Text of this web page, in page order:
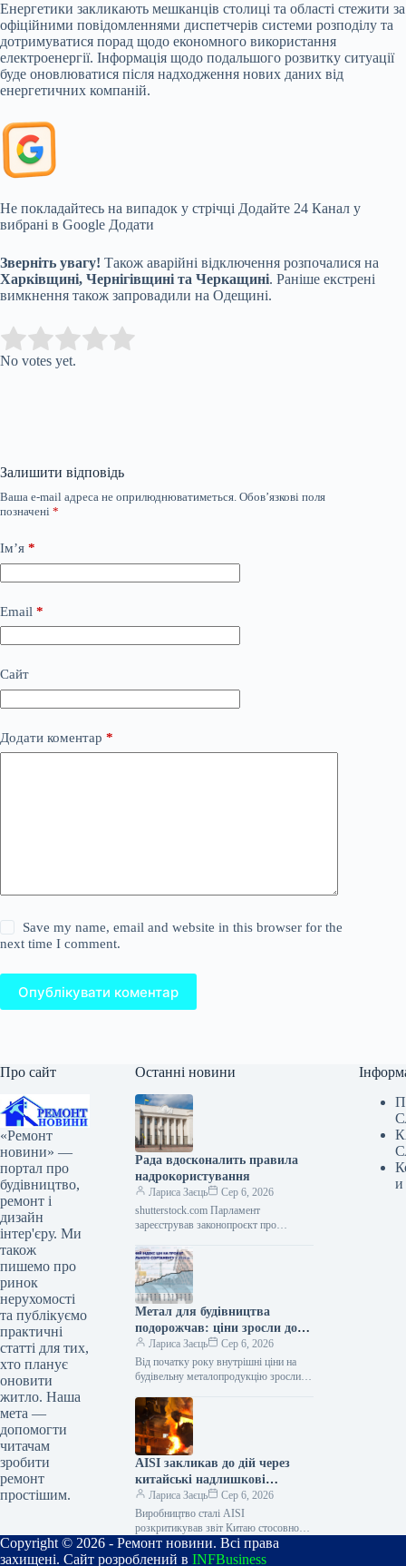
Енергетики закликають мешканців столиці та області стежити за
офіційними повідомленнями диспетчерів системи розподілу та
дотримуватися порад щодо економного використання
електроенергії. Інформація щодо подальшого розвитку ситуації
буде оновлюватися після надходження нових даних від
енергетичних компаній.
Не покладайтесь на випадок у стрічці Додайте 24 Канал у
вибрані в Google Додати
Зверніть увагу! Також аварійні відключення розпочалися на
Харківщині, Чернігівщині та Черкащині. Раніше екстрені
вимкнення також запровадили на Одещині.
Rate this item:
No votes yet.
Залишити відповідь
Ваша e-mail адреса не оприлюднюватиметься. Обов’язкові поля
позначені *
Ім’я *
Email *
Сайт
Додати коментар *
Save my name, email and website in this browser for the
next time I comment.
Опублікувати коментар
Про сайт
«Ремонт
новини» —
портал про
будівництво,
ремонт і
дизайн
інтер'єру. Ми
також
пишемо про
ринок
нерухомості
та публікуємо
практичні
статті для тих,
хто планує
оновити
житло. Наша
мета —
допомогти
читачам
зробити
ремонт
простішим.
Останні новини
Рада вдосконалить правила
надрокористування
Лариса Заєць
Сер 6, 2026
shutterstock.com Парламент
зареєстрував законопроєкт про
надрокористування В українському
парламенті зареєстровано
законопроєкт № 15454, спрямований
на удосконалення механізмів…
Метал для будівництва
подорожчав: ціни зросли до
19%Лариса Заєць
Сер 6, 2026
Від початку року внутрішні ціни на
будівельну металопродукцію зросли на
котирування за більшістю позицій
підвищилися на…
AISI закликав до дій через
китайські надлишкові
потужності
Лариса Заєць
Сер 6, 2026
Виробництво сталі AISI
розкритикував звіт Китаю стосовно
надлишкових потужностей
Американський інститут чавуну та
и
Copyright © 2026 - Ремонт новини. Всі права
захищені. Сайт розроблений в INFBusiness